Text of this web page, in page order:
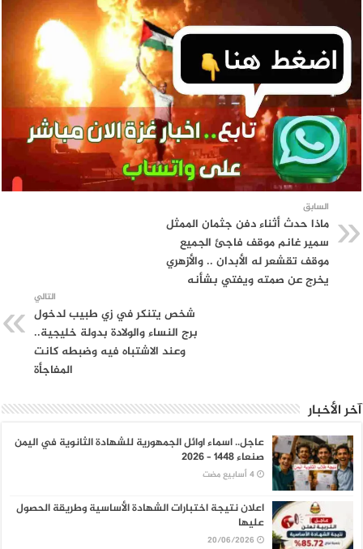
السابق
ماذا حدث أثناء دفن جثمان الممثل
سمير غانم موقف فاجئ الجميع
موقف تقشعر له الأبدان .. والأزهري
يخرج عن صمته ويفتي بشأنه
التالي
شخص يتنكر في زي طبيب لدخول
برج النساء والولادة بدولة خليجية..
وعند الاشتباه فيه وضبطه كانت
المفاجأة
آخر الأخبار
عاجل.. اسماء اوائل الجمهورية للشهادة الثانوية في اليمن
صنعاء 1448 – 2026
اعلان نتيجة اختبارات الشهادة الأساسية وطريقة الحصول
عليها
20/06/2026